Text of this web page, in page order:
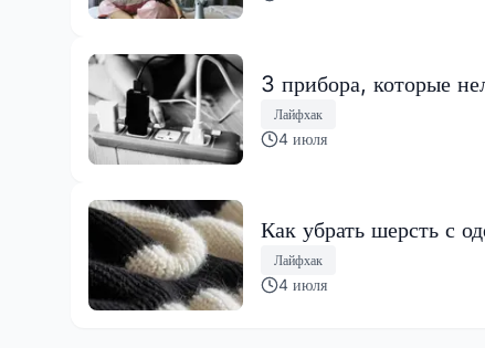
3 прибора, которые
Лайфхак
4 июля
Как убрать шерсть с
Лайфхак
4 июля